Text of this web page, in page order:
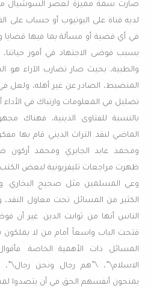
صارت سمة مميزة لعصر السوشيال
لديه قناة على اليوتيوب أو حساب على
في أي قضية أو مسألة بما فيها قضايا
بسبب فوضى الاجتهاد في أمور حياتنا،
والطبية، بحيث صار تضارب الآراء هو
المنضبط، الصادر عن غير أهله، ولعل
تضليل في المعلومات وارتباك في الأداء
بالنسبة للفتاوى الدينية، فهناك
الماضي لنقد التراث الديني قام بها
ومحمد عابد الجابري ومحمد أركون
ظهرت مراجعات تليفزيونية لبعض الكتب
وعي المسلمين مثل صحيح
الكثير من المسائل تحت معاول
الناس أنها من ثوابت الدين. غير أن
فتحت الباب واسعاً أمام من لا
المسائل ذات الأهمية الخاصة.
الاسلام\”، \”هم رجال ونحن رجال\”،
يمنحون أنفسهم الحق في أن يتصدوا